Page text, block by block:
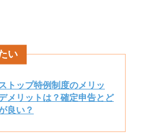
い
トップ特例制度のメリッ
デメリットは？確定申告とど
良い？